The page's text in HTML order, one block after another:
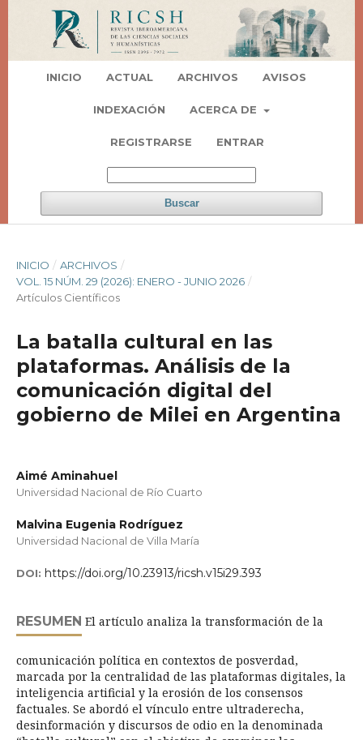
INICIO ACTUAL ARCHIVOS AVISOS
INDEXACIÓN ACERCA DE
REGISTRARSE ENTRAR
Buscar
INICIO / ARCHIVOS /
VOL. 15 NÚM. 29 (2026): ENERO - JUNIO 2026 /
Artí­culos Científicos
La batalla cultural en las
plataformas. Análisis de la
comunicación digital del
gobierno de Milei en Argentina
Aimé Aminahuel
Universidad Nacional de Río Cuarto
Malvina Eugenia Rodríguez
Universidad Nacional de Villa María
DOI: https://doi.org/10.23913/ricsh.v15i29.393
RESUMEN El artículo analiza la transformación de la
comunicación política en contextos de posverdad,
marcada por la centralidad de las plataformas digitales, la
inteligencia artificial y la erosión de los consensos
factuales. Se abordó el vínculo entre ultraderecha,
desinformación y discursos de odio en la denominada